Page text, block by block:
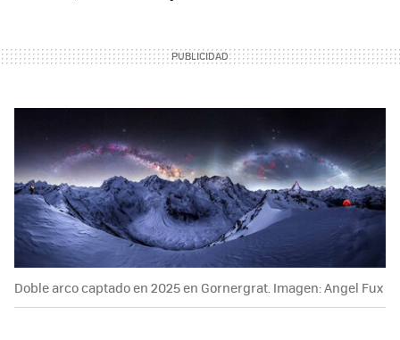
Doble arco captado en 2025 en Gornergrat. Imagen: Angel Fux